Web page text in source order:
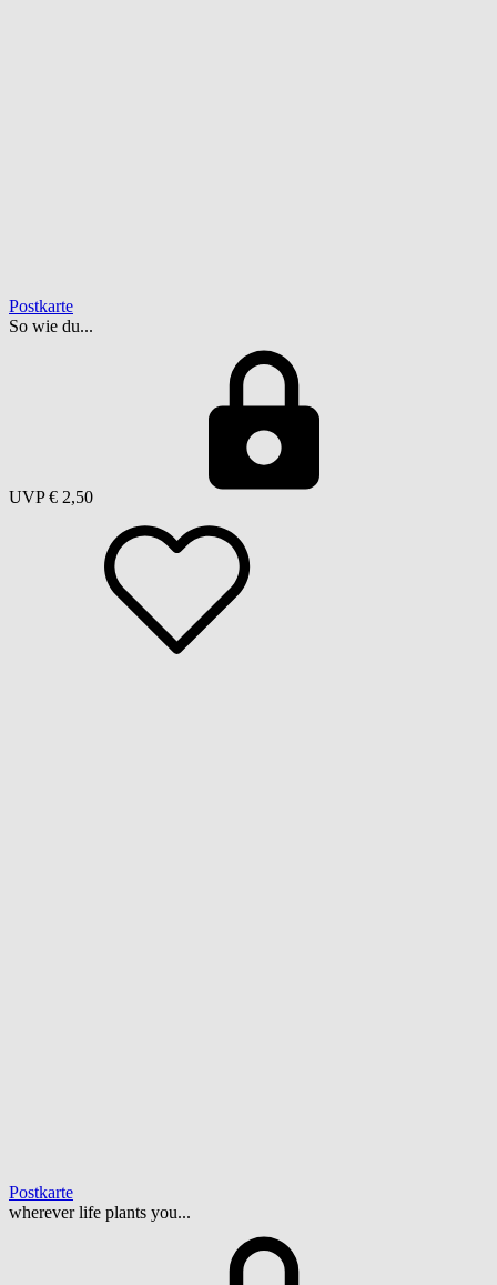
Postkarte
So wie du...
UVP € 2,50
Postkarte
wherever life plants you...